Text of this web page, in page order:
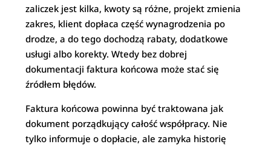
zaliczek jest kilka, kwoty są różne, projekt zmienia
zakres, klient dopłaca część wynagrodzenia po
drodze, a do tego dochodzą rabaty, dodatkowe
usługi albo korekty. Wtedy bez dobrej
dokumentacji faktura końcowa może stać się
źródłem błędów.
Faktura końcowa powinna być traktowana jak
dokument porządkujący całość współpracy. Nie
tylko informuje o dopłacie, ale zamyka historię